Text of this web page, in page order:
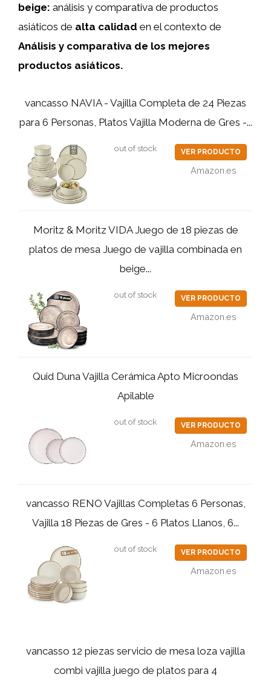
beige: análisis y comparativa de productos
asiáticos de alta calidad en el contexto de
Análisis y comparativa de los mejores
productos asiáticos.
vancasso NAVIA - Vajilla Completa de 24 Piezas
para 6 Personas, Platos Vajilla Moderna de Gres -...
out of stock VER PRODUCTO
Amazon.es
Moritz & Moritz VIDA Juego de 18 piezas de
platos de mesa Juego de vajilla combinada en
beige...
out of stock VER PRODUCTO
Amazon.es
Quid Duna Vajilla Cerámica Apto Microondas
Apilable
out of stock VER PRODUCTO
Amazon.es
vancasso RENO Vajillas Completas 6 Personas,
Vajilla 18 Piezas de Gres - 6 Platos Llanos, 6...
out of stock VER PRODUCTO
Amazon.es
vancasso 12 piezas servicio de mesa loza vajilla
combi vajilla juego de platos para 4